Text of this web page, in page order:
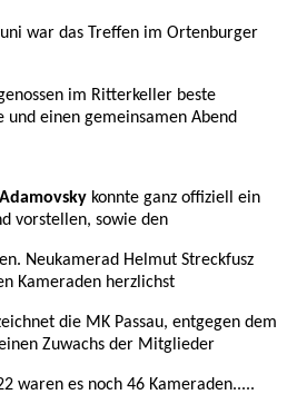
war das Treffen im Ortenburger
im Ritterkeller beste
und einen gemeinsamen Abend
konnte ganz offiziell ein
vorstellen, sowie den
Neukamerad Helmut Streckfusz
Kameraden herzlichst
die MK Passau, entgegen dem
Zuwachs der Mitglieder
waren es noch 46 Kameraden.....